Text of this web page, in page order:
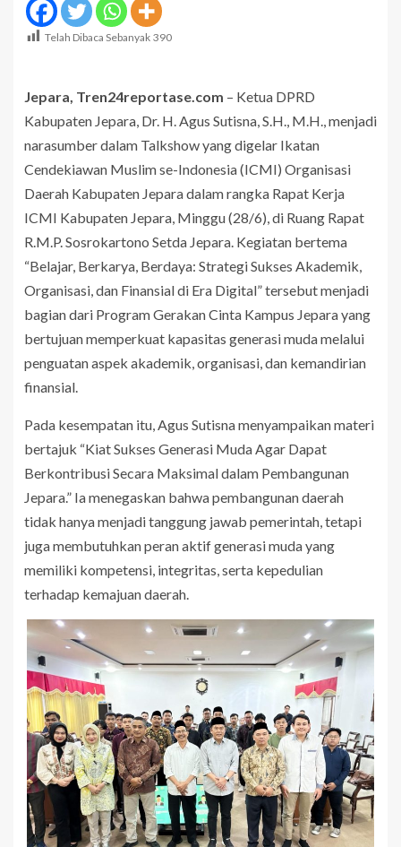
Telah Dibaca Sebanyak 390
Jepara, Tren24reportase.com – Ketua DPRD
Kabupaten Jepara, Dr. H. Agus Sutisna, S.H., M.H., menjadi
narasumber dalam Talkshow yang digelar Ikatan
Cendekiawan Muslim se-Indonesia (ICMI) Organisasi
Daerah Kabupaten Jepara dalam rangka Rapat Kerja
ICMI Kabupaten Jepara, Minggu (28/6), di Ruang Rapat
R.M.P. Sosrokartono Setda Jepara. Kegiatan bertema
“Belajar, Berkarya, Berdaya: Strategi Sukses Akademik,
Organisasi, dan Finansial di Era Digital” tersebut menjadi
bagian dari Program Gerakan Cinta Kampus Jepara yang
bertujuan memperkuat kapasitas generasi muda melalui
penguatan aspek akademik, organisasi, dan kemandirian
finansial.
Pada kesempatan itu, Agus Sutisna menyampaikan materi
bertajuk “Kiat Sukses Generasi Muda Agar Dapat
Berkontribusi Secara Maksimal dalam Pembangunan
Jepara.” Ia menegaskan bahwa pembangunan daerah
tidak hanya menjadi tanggung jawab pemerintah, tetapi
juga membutuhkan peran aktif generasi muda yang
memiliki kompetensi, integritas, serta kepedulian
terhadap kemajuan daerah.